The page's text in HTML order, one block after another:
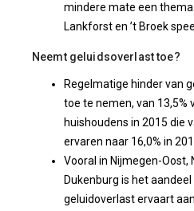
mindere mate een
Lankforst en ’t Broek
Neemt geluidsoverlast toe?
Regelmatige hinder van
toe te nemen, van 13,5%
huishoudens in 2015 die
ervaren naar 16,0% in
Vooral in Nijmegen-Oost,
Dukenburg is het
geluidoverlast ervaart